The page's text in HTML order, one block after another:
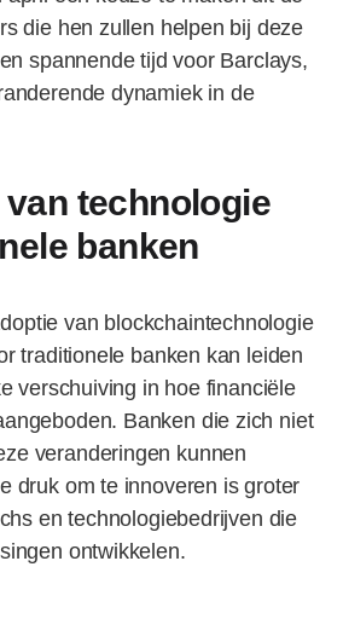
die hen zullen helpen bij deze
spannende tijd voor Barclays,
dynamiek in de
technologie
banken
van blockchaintechnologie
traditionele banken kan leiden
verschuiving in hoe financiële
Banken die zich niet
veranderingen kunnen
druk om te innoveren is groter
en technologiebedrijven die
ontwikkelen.